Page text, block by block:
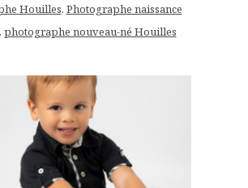
Houilles, Photographe naissance
, photographe nouveau-né Houilles